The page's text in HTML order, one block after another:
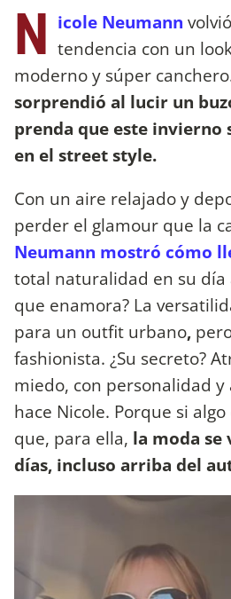
N icole Neumann
tendencia con un
moderno y súper
sorprendió al lucir un
prenda que este invierno
en el street style.
Con un aire relajado y
perder el glamour que la
Neumann mostró cómo
total naturalidad en su día
que enamora? La
para un outfit urbano,
fashionista. ¿Su secreto?
miedo, con personalidad
hace Nicole. Porque si
que, para ella, la moda se
días, incluso arriba del